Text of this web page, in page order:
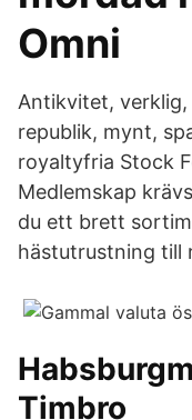
Omni
Antikvitet, verklig,
republik, mynt,
royaltyfria Stock
Medlemskap
du ett brett
hästutrustning till
Timbro